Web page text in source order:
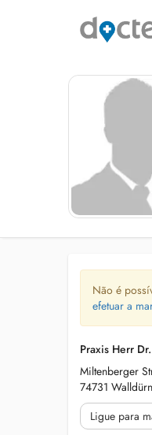
Não é
efetuar a
Praxis Herr
Miltenberger
74731 Walldürn
Ligue para